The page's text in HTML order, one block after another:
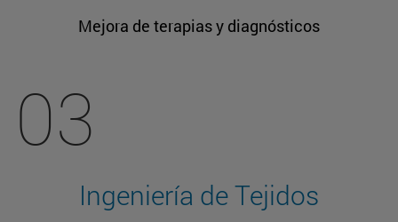
Mejora de terapias y diagnósticos
03
Ingeniería de Tejidos